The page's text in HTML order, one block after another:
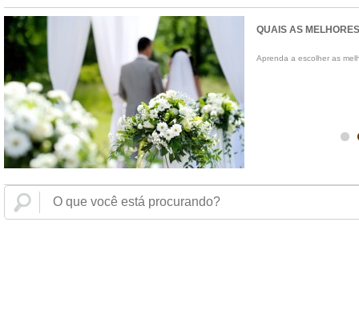
QUAIS AS
Aprenda a escolher as